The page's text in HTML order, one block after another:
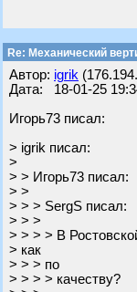
Re: Механический
Автор: igrik
Дата: 18-01-25
Игорь73 писал:
> igrik писал:
>
> > Игорь73 писал:
> >
> > > SergS писал:
> > >
> > > > В
> как
> > > по
> > > > качеству?